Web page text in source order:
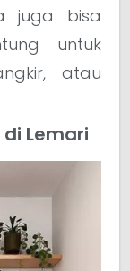
juga bisa
untuk
atau
Lemari